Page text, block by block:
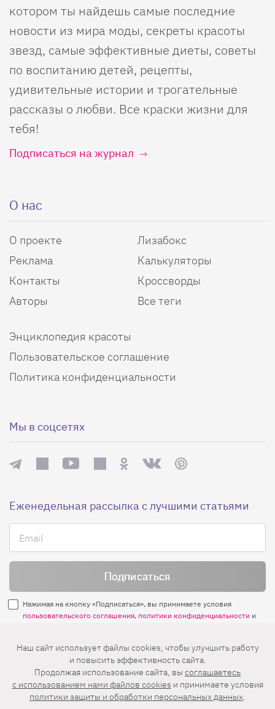
котором ты найдешь самые последние
новости из мира моды, секреты красоты
звезд, самые эффективные диеты, советы
по воспитанию детей, рецепты,
удивительные истории и трогательные
рассказы о любви. Все краски жизни для
тебя!
Подписаться на журнал
О нас
О проекте
Реклама
Контакты
Авторы
Лизабокс
Калькуляторы
Кроссворды
Все теги
Энциклопедия красоты
Пользовательское соглашение
Политика конфиденциальности
Мы в соцсетях
Еженедельная рассылка с лучшими статьями
Нажимая на кнопку «Подписаться», вы принимаете условия
пользовательского соглашения, политики конфиденциальности и
Нашли ошибку? Выделите ее и нажмите
Ctrl+Enter
© 2026 АО «БКМ», ОГРН 1027739494584, ИНН 7705056238
Наш сайт использует файлы cookies, чтобы улучшить работу
и повысить эффективность сайта.
Продолжая использование сайта, вы соглашаетесь
c использованием нами файлов cookies и принимаете условия
политики защиты и обработки персональных данных.